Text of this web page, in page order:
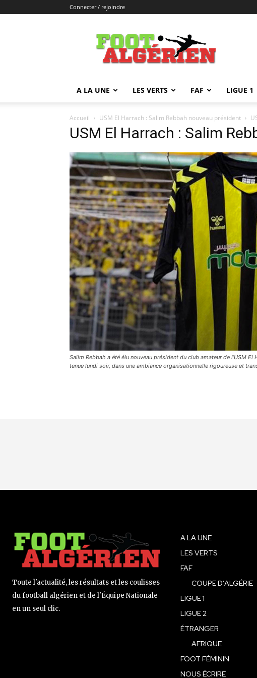
Connecter / rejoindre
FOOTALGERIEN
A LA UNE LES VERTS FAF LIGUE 1
Accueil USM El Harrach : Salim Rebbah nouveau président
USM El Harrach : Salim
Salim Rebbah a été élu nouveau président du club amateur de l’USM
tenue lundi soir, dans une ambiance organisationnelle rigoureuse et
Toute l'actualité, les résultats et les coulisses
du football algérien et de l'Équipe Nationale
en un seul clic.
A LA UNE
LES VERTS
FAF
COUPE D’ALGÉRIE
LIGUE 1
LIGUE 2
ÉTRANGER
AFRIQUE
FOOT FÉMININ
NOUS ÉCRIRE